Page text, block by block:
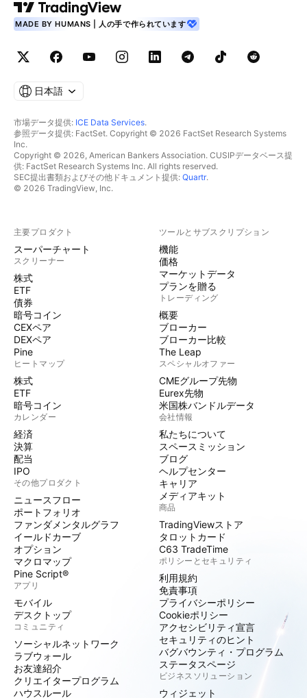
MADE BY HUMANS | 人の手で作られています
日本語
市場データ提供: ICE Data Services.
参照データ提供: FactSet. Copyright © 2026 FactSet Research Systems
Inc.
Copyright © 2026, American Bankers Association. CUSIPデータベース提
供: FactSet Research Systems Inc. All rights reserved.
SEC提出書類およびその他ドキュメント提供: Quartr.
© 2026 TradingView, Inc.
主要プロダクト
スーパーチャート
スクリーナー
株式
ETF
債券
暗号コイン
CEXペア
DEXペア
Pine
ヒートマップ
株式
ETF
暗号コイン
カレンダー
経済
決算
配当
IPO
その他プロダクト
ニュースフロー
ポートフォリオ
ファンダメンタルグラフ
イールドカーブ
オプション
マクロマップ
Pine Script®
アプリ
モバイル
デスクトップ
コミュニティ
ソーシャルネットワーク
ラブウォール
お友達紹介
クリエイタープログラム
ハウスルール
ツールとサブスクリプション
機能
価格
マーケットデータ
プランを贈る
トレーディング
概要
ブローカー
ブローカー比較
The Leap
スペシャルオファー
CMEグループ先物
Eurex先物
米国株バンドルデータ
会社情報
私たちについて
スペースミッション
ブログ
ヘルプセンター
キャリア
メディアキット
商品
TradingViewストア
タロットカード
C63 TradeTime
ポリシーとセキュリティ
利用規約
免責事項
プライバシーポリシー
Cookieポリシー
アクセシビリティ宣言
セキュリティのヒント
バグバウンティ・プログラム
ステータスページ
ビジネスソリューション
ウィジェット